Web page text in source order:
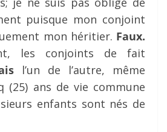
puisque mon conjoint
mon héritier. Faux.
les conjoints de fait
l’un de l’autre, même
(25) ans de vie commune
enfants sont nés de